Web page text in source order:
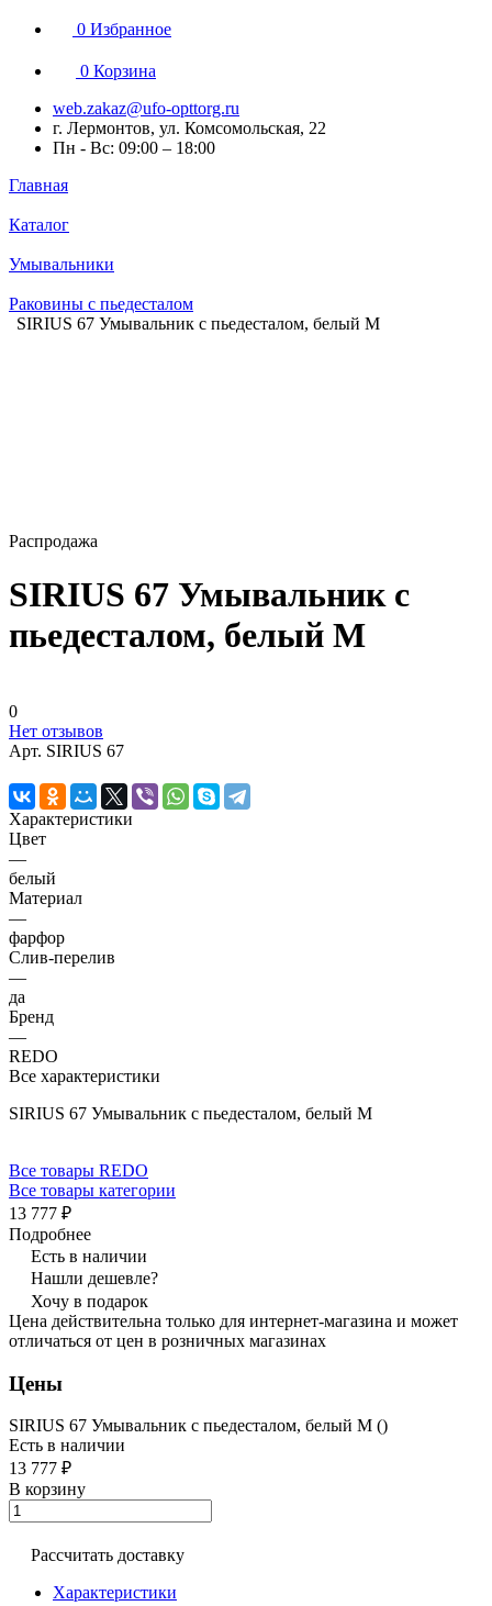
0 Избранное
0 Корзина
web.zakaz@ufo-opttorg.ru
г. Лермонтов, ул. Комсомольская, 22
Пн - Вс: 09:00 – 18:00
Главная
Каталог
Умывальники
Раковины с пьедесталом
SIRIUS 67 Умывальник с пьедесталом, белый M
Распродажа
SIRIUS 67 Умывальник с
пьедесталом, белый M
0
Нет отзывов
Арт. SIRIUS 67
Характеристики
Цвет
—
белый
Материал
—
фарфор
Слив-перелив
—
да
Бренд
—
REDO
Все характеристики
SIRIUS 67 Умывальник с пьедесталом, белый M
Все товары REDO
Все товары категории
13 777 ₽
Подробнее
Есть в наличии
Нашли дешевле?
Хочу в подарок
Цена действительна только для интернет-магазина и может
отличаться от цен в розничных магазинах
Цены
SIRIUS 67 Умывальник с пьедесталом, белый M ()
Есть в наличии
13 777 ₽
В корзину
Рассчитать доставку
Характеристики